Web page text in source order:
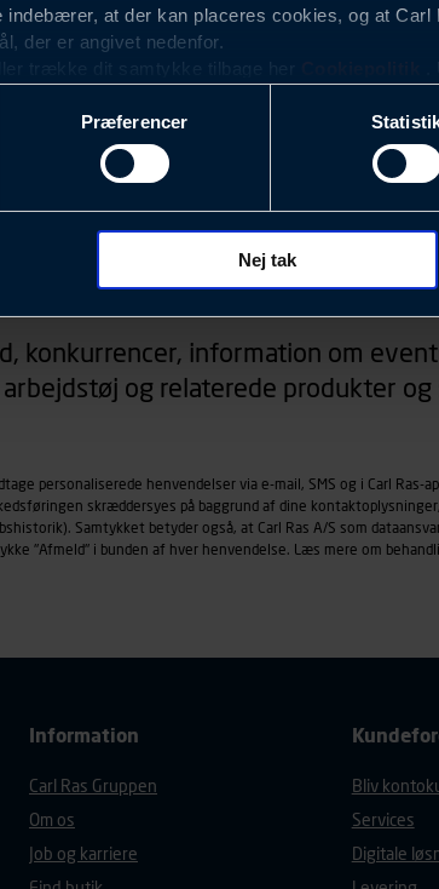
indebærer, at der kan placeres cookies, og at
der er angivet nedenfor.
trække dit samtykke tilbage her
.
med det formål at optimere design,
analyser af, hvilke oplysninger der er mest
hvad der klikkes på, sider/indhold der besøges,
(computer, smartphone mv.) samt de features, der
browsertype, søgeord, IP-adresse,
der anvendes.
persondatapolitik, der indeholder yderligere
Præferencer
Nej tak
Nyhedsbrev
konkurrencer, information om
arbejdstøj og relaterede produkter og
personaliserede henvendelser via e-mail, SMS og i Carl Ras-
skræddersyes på baggrund af dine
Samtykket betyder også, at Carl Ras A/S som
"Afmeld" i bunden af hver henvendelse. Læs mere om
Information
Carl Ras Gruppen
Om os
Job og karriere
Bliv
Services
Digitale